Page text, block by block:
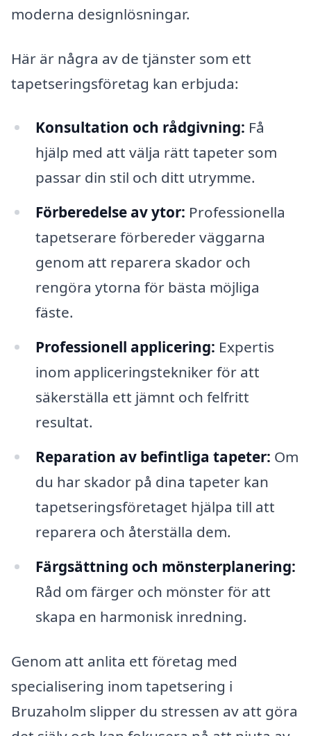
moderna designlösningar.
Här är några av de tjänster som ett
tapetseringsföretag kan erbjuda:
Konsultation och rådgivning: Få
hjälp med att välja rätt tapeter som
passar din stil och ditt utrymme.
Förberedelse av ytor: Professionella
tapetserare förbereder väggarna
genom att reparera skador och
rengöra ytorna för bästa möjliga
fäste.
Professionell applicering: Expertis
inom appliceringstekniker för att
säkerställa ett jämnt och felfritt
resultat.
Reparation av befintliga tapeter: Om
du har skador på dina tapeter kan
tapetseringsföretaget hjälpa till att
reparera och återställa dem.
Färgsättning och mönsterplanering:
Råd om färger och mönster för att
skapa en harmonisk inredning.
Genom att anlita ett företag med
specialisering inom tapetsering i
Bruzaholm slipper du stressen av att göra